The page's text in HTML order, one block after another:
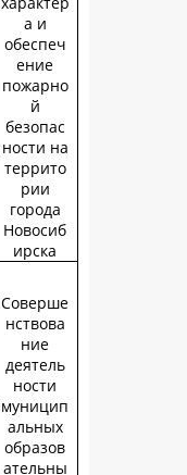
а и
обеспеч
ение
пожарно
й
безопас
ности на
террито
рии
города
Новосиб
ирска
Соверше
нствова
ние
деятель
ности
муницип
альных
образов
ательны